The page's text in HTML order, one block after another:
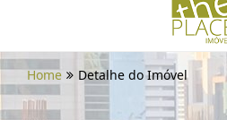
Home Detalhe do Imóvel